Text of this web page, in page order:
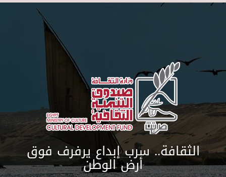
Skip to main content
الثقافة.. سرب إبداع يرفرف فوق
أرض الوطن